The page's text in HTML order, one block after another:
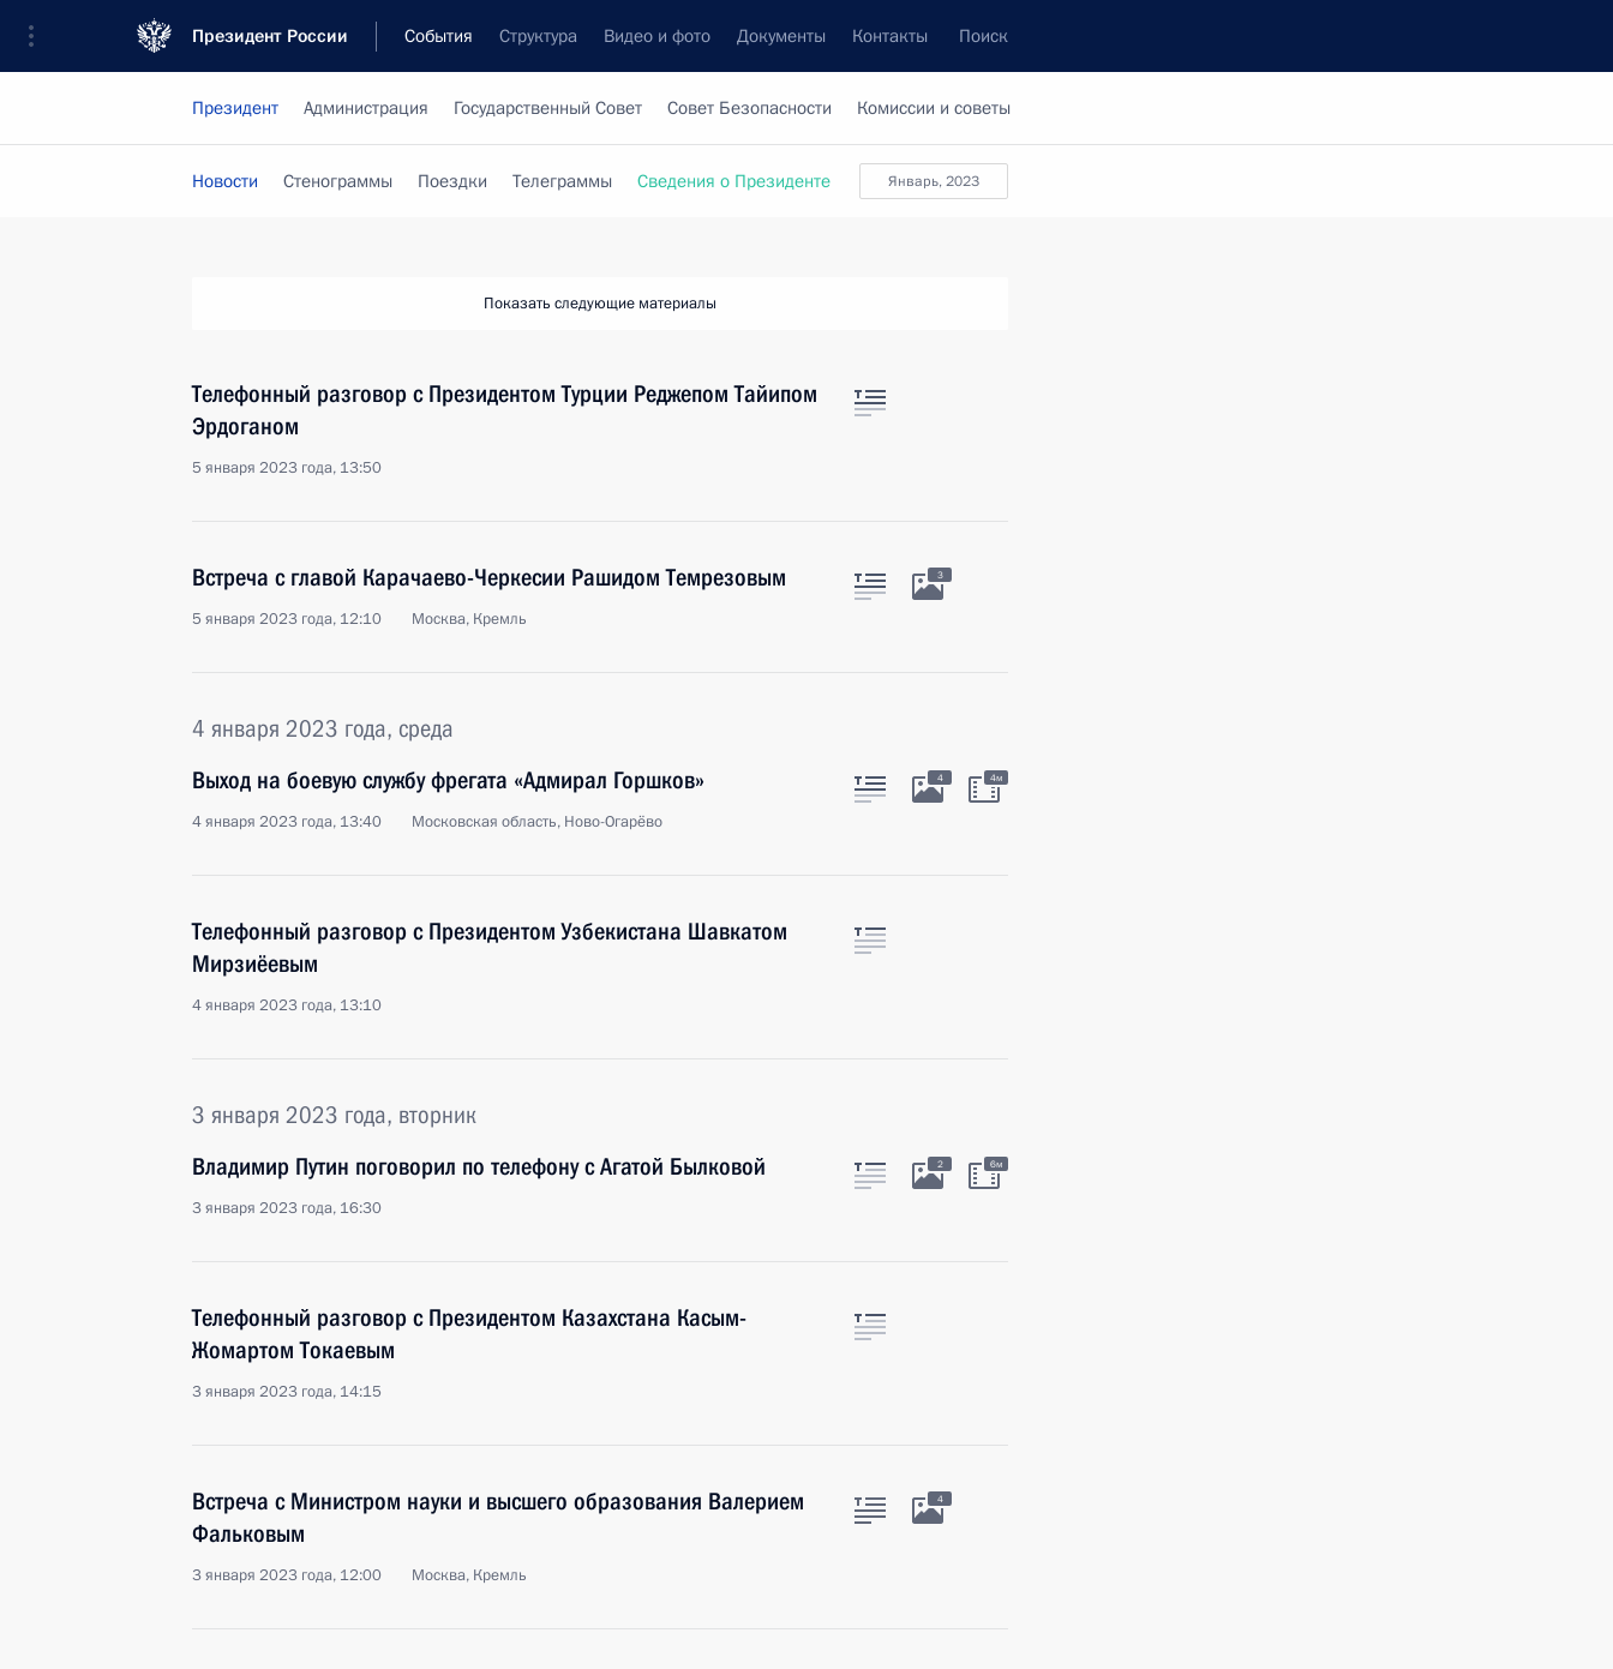
Президент России События Структура Видео и фото Документы Контакты Поиск
Президент Администрация Государственный Совет Совет Безопасности Комиссии и советы
январь, 2023
Новости Стенограммы Поездки Телеграммы Сведения о Президенте
Показать следующие материалы
Телефонный разговор с Президентом Турции Реджепом Тайипом
Эрдоганом
5 января 2023 года, 13:50
Встреча с главой Карачаево-Черкесии Рашидом Темрезовым
5 января 2023 года, 12:10 Москва, Кремль
3
4 января 2023 года, среда
Выход на боевую службу фрегата «Адмирал Горшков»
4 января 2023 года, 13:40 Московская область, Ново-Огарёво
4 4м
Телефонный разговор с Президентом Узбекистана Шавкатом
Мирзиёевым
4 января 2023 года, 13:10
3 января 2023 года, вторник
Владимир Путин поговорил по телефону с Агатой Былковой
3 января 2023 года, 16:30
2 6м
Телефонный разговор с Президентом Казахстана Касым-
Жомартом Токаевым
3 января 2023 года, 14:15
Встреча с Министром науки и высшего образования Валерием
Фальковым
3 января 2023 года, 12:00 Москва, Кремль
4